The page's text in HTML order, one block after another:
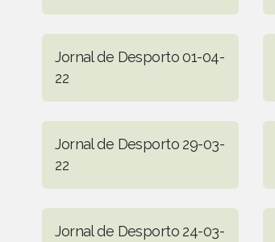
Jornal de Desporto 01-04-
22
Jornal de Desporto 29-03-
22
Jornal de Desporto 24-03-